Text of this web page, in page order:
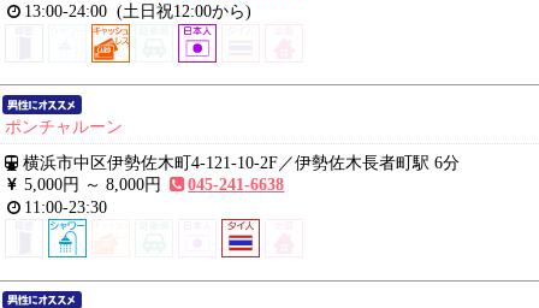
13:00-24:00 (土日祝12:00から)
ポンチャルーン
横浜市中区伊勢佐木町4-121-10-2F／伊勢佐木長者町駅 6分
5,000円 ～8,000円
045-241-6638
11:00-23:30